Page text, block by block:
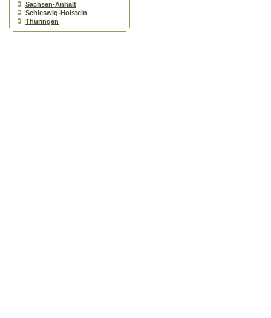
Sachsen-Anhalt
Schleswig-Holstein
Thüringen